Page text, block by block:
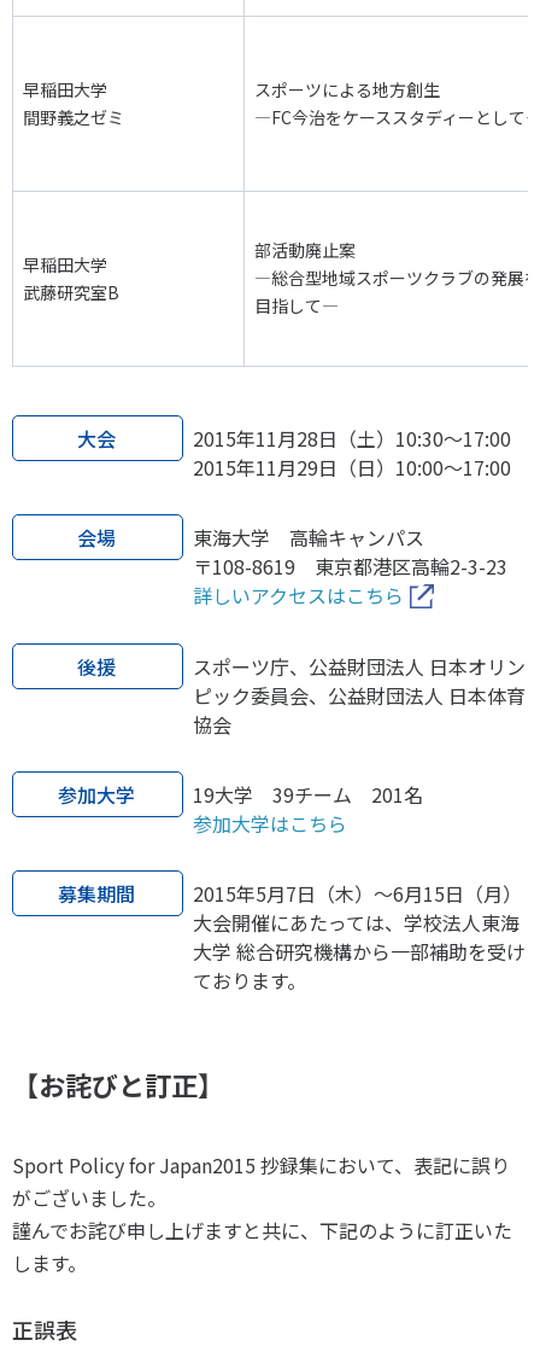
早稲田大学
間野義之ゼミ
スポーツによる地方創生
―FC今治をケーススタディーとして
早稲田大学
武藤研究室B
部活動廃止案
―総合型地域スポーツクラブの発展を
目指して―
大会
2015年11月28日（土）10:30～17:00
2015年11月29日（日）10:00～17:00
会場
東海大学 高輪キャンパス
〒108-8619 東京都港区高輪2-3-23
詳しいアクセスはこちら
後援
スポーツ庁、公益財団法人 日本オリン
ピック委員会、公益財団法人 日本体育
協会
参加大学
19大学 39チーム 201名
参加大学はこちら
募集期間
2015年5月7日（木）～6月15日（月）
大会開催にあたっては、学校法人東海
大学 総合研究機構から一部補助を受け
ております。
【お詫びと訂正】
Sport Policy for Japan2015 抄録集において、表記に誤り
がございました。
謹んでお詫び申し上げますと共に、下記のように訂正いた
します。
正誤表